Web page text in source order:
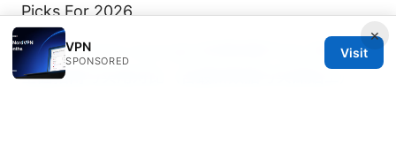
Picks For 2026
Edge browser mod apk
好用的梯子vpn 知乎：
全面指南与实用对比（含最新数据与实操贴士）
×
VPN
SPONSORED
Visit